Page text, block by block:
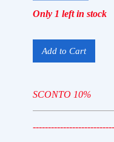
Only 1 left in stock
Add to Cart
SCONTO 10%